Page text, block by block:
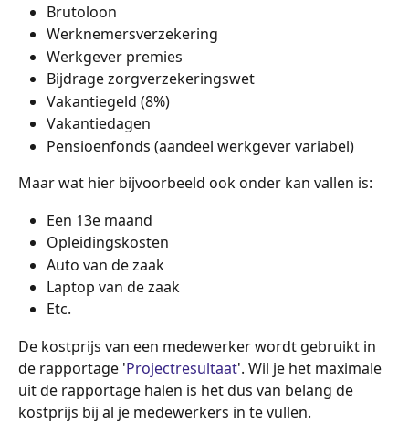
Brutoloon
Werknemersverzekering
Werkgever premies
Bijdrage zorgverzekeringswet
Vakantiegeld (8%)
Vakantiedagen
Pensioenfonds (aandeel werkgever variabel)
Maar wat hier bijvoorbeeld ook onder kan vallen is:
Een 13e maand
Opleidingskosten
Auto van de zaak
Laptop van de zaak
Etc.
De kostprijs van een medewerker wordt gebruikt in
de rapportage 'Projectresultaat'. Wil je het maximale
uit de rapportage halen is het dus van belang de
kostprijs bij al je medewerkers in te vullen.